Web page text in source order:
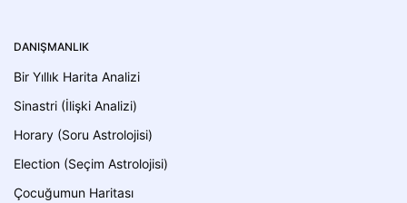
DANIŞMANLIK
Bir Yıllık Harita Analizi
Sinastri (İlişki Analizi)
Horary (Soru Astrolojisi)
Election (Seçim Astrolojisi)
Çocuğumun Haritası